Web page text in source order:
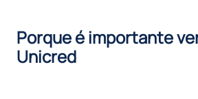
Porque é importante
Unicred